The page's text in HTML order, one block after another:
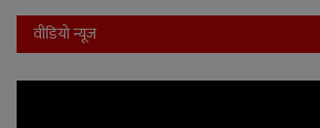
वीडियो न्यूज